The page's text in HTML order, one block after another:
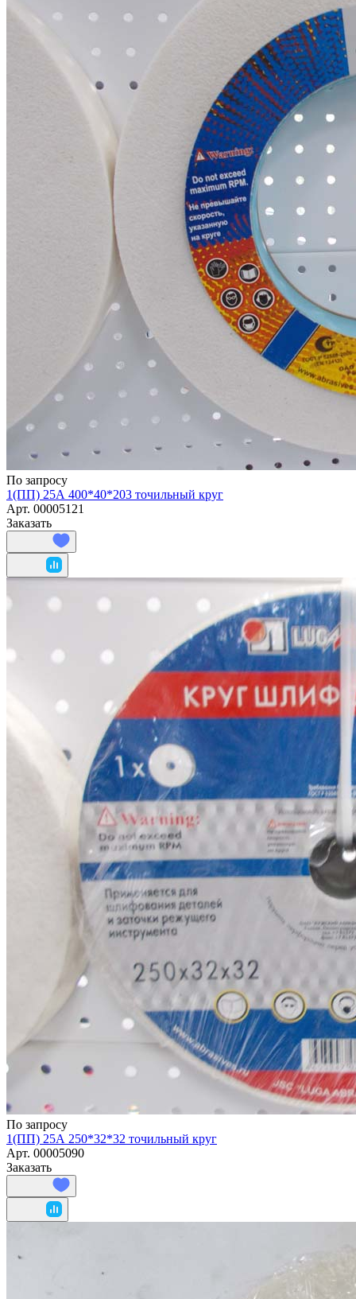
По запросу
1(ПП) 25А 400*40*203 точильный круг
Арт. 00005121
Заказать
По запросу
1(ПП) 25А 250*32*32 точильный круг
Арт. 00005090
Заказать